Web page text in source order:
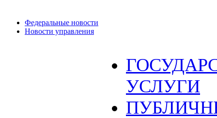
Федеральные новости
Новости управления
УСЛУГИ